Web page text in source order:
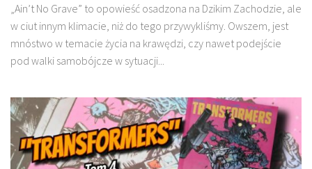
„Ain’t No Grave” to opowieść osadzona na Dzikim Zachodzie, ale
w ciut innym klimacie, niż do tego przywykliśmy. Owszem, jest
mnóstwo w temacie życia na krawędzi, czy nawet podejście
pod walki samobójcze w sytuacji...